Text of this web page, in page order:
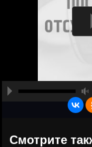
Смотрите